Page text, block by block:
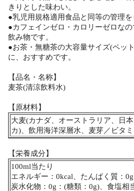
きりとした味わい。
●乳児用規格適用食品と同等の管理を
●カフェインゼロ・カロリーゼロな
飲み物です。
●お茶・無糖茶の大容量サイズ(ペッ
に、おすすめです。
【品名・名称】
麦茶(清涼飲料水)
【原材料】
大麦(カナダ、オーストラリア、日本
カ)、飲用海洋深層水、麦芽／ビタ
【栄養成分】
100ml当たり
エネルギー：0kcal、たんぱく質：0g
炭水化物：0g：(糖類：0g)、食塩相